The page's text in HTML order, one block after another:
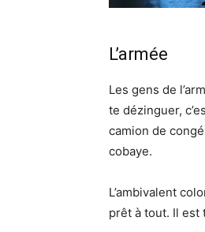
L’armée
Les gens de
te dézinguer,
camion de
cobaye.
L’ambivalent
prêt à tout. Il est